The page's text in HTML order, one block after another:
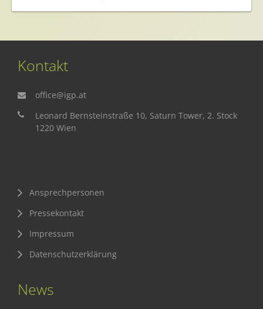
Kontakt
office@igp.at
Leonard Bernsteinstraße 10, Saturn Tower, 2. Stock
1220 Wien
Ansprechpersonen
Pressekontakt
Impressum
Datenschutzerklärung
News